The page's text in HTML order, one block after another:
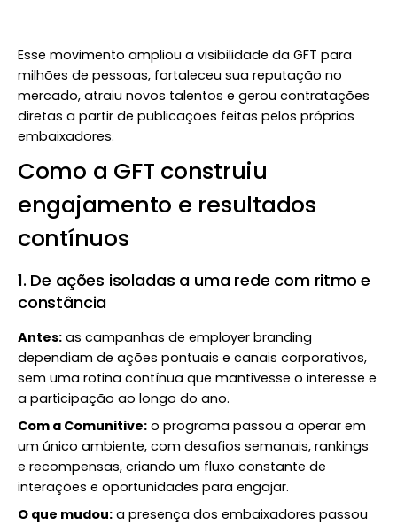
Esse movimento ampliou a visibilidade da GFT para
milhões de pessoas, fortaleceu sua reputação no
mercado, atraiu novos talentos e gerou contratações
diretas a partir de publicações feitas pelos próprios
embaixadores.
Como a GFT construiu
engajamento e resultados
contínuos
1. De ações isoladas a uma rede com ritmo e
constância
Antes: as campanhas de employer branding
dependiam de ações pontuais e canais corporativos,
sem uma rotina contínua que mantivesse o interesse e
a participação ao longo do ano.
Com a Comunitive: o programa passou a operar em
um único ambiente, com desafios semanais, rankings
e recompensas, criando um fluxo constante de
interações e oportunidades para engajar.
O que mudou: a presença dos embaixadores passou